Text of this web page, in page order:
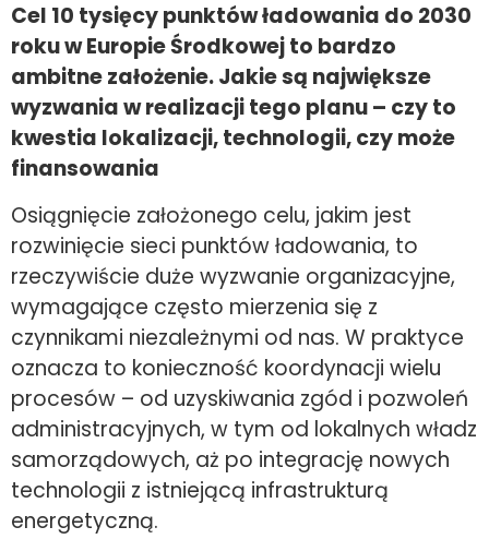
Cel 10 tysięcy punktów ładowania do 2030
roku w Europie Środkowej to bardzo
ambitne założenie. Jakie są największe
wyzwania w realizacji tego planu – czy to
kwestia lokalizacji, technologii, czy może
finansowania
Osiągnięcie założonego celu, jakim jest
rozwinięcie sieci punktów ładowania, to
rzeczywiście duże wyzwanie organizacyjne,
wymagające często mierzenia się z
czynnikami niezależnymi od nas. W praktyce
oznacza to konieczność koordynacji wielu
procesów – od uzyskiwania zgód i pozwoleń
administracyjnych, w tym od lokalnych władz
samorządowych, aż po integrację nowych
technologii z istniejącą infrastrukturą
energetyczną.